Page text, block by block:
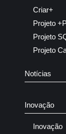
Criar+
Projeto
Projeto
Projeto
Notícias
Inovação
Inovação